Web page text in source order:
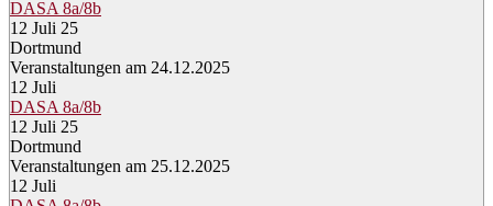
DASA 8a/8b
12 Juli 25
Dortmund
Veranstaltungen am 24.12.2025
12 Juli
DASA 8a/8b
12 Juli 25
Dortmund
Veranstaltungen am 25.12.2025
12 Juli